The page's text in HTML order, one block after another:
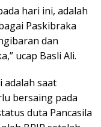
hari ini, adalah
Paskibraka
dan
ucap Basli Ali.
adalah saat
bersaing pada
duta Pancasila